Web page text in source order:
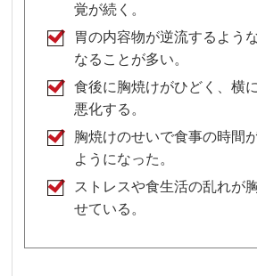
覚が続く。
胃の内容物が逆流するよう
なることが多い。
食後に胸焼けがひどく、横
悪化する。
胸焼けのせいで食事の時間
ようになった。
ストレスや食生活の乱れが
せている。